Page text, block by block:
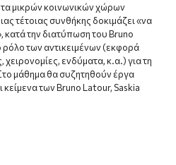
μικρών κοινωνικών χώρων
τέτοιας συνθήκης δοκιμάζει «να
κατά την διατύπωση του Bruno
των αντικειμένων (εκφορά
ενδύματα, κ.α.) για τη
μάθημα θα συζητηθούν έργα
των Bruno Latour, Saskia